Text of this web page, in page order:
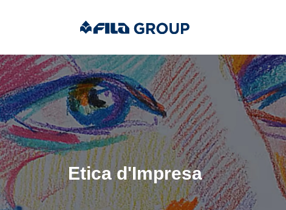
Etica d'Impresa